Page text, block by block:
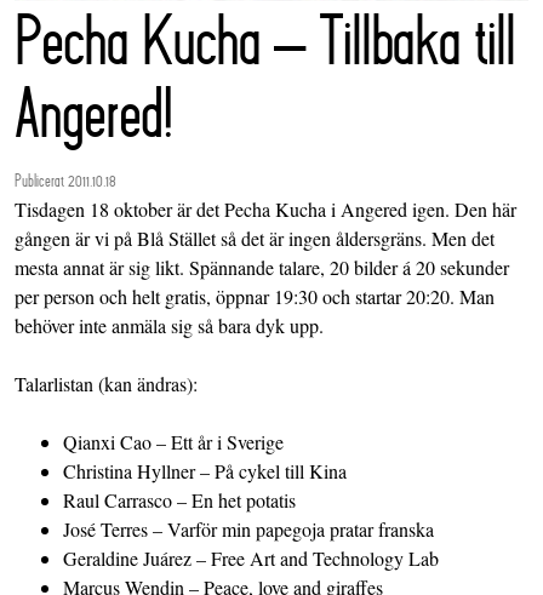
Pecha Kucha – Tillbaka till
Angered!
Publicerat 2011.10.18
Tisdagen 18 oktober är det Pecha Kucha i Angered igen. Den här
gången är vi på Blå Stället så det är ingen åldersgräns. Men det
mesta annat är sig likt. Spännande talare, 20 bilder á 20 sekunder
per person och helt gratis, öppnar 19:30 och startar 20:20. Man
behöver inte anmäla sig så bara dyk upp.
Talarlistan (kan ändras):
Qianxi Cao – Ett år i Sverige
Christina Hyllner – På cykel till Kina
Raul Carrasco – En het potatis
José Terres – Varför min papegoja pratar franska
Geraldine Juárez – Free Art and Technology Lab
Marcus Wendin – Peace, love and giraffes